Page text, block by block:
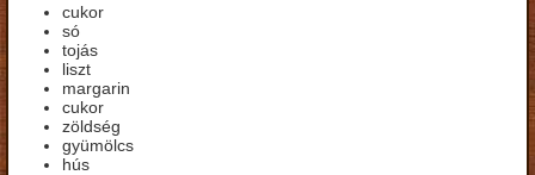
cukor
só
tojás
liszt
margarin
cukor
zöldség
gyümölcs
hús